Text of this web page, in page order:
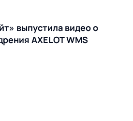
выпустила видео о
AXELOT WMS